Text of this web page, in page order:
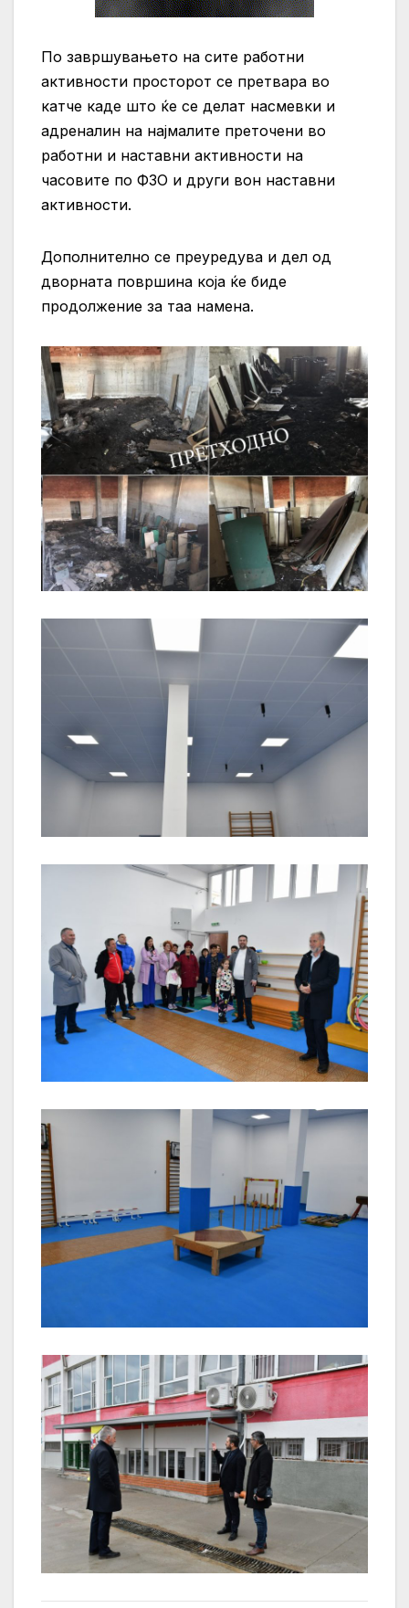
По завршувањето на сите работни
активности просторот се претвара во
катче каде што ќе се делат насмевки и
адреналин на најмалите преточени во
работни и наставни активности на
часовите по ФЗО и други вон наставни
активности.
Дополнително се преуредува и дел од
дворната површина која ќе биде
продолжение за таа намена.